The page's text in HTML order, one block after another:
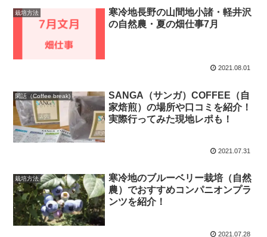
栽培方法
寒冷地長野の山間地小諸・軽井沢
の自然農・夏の畑仕事7月
2021.08.01
閑話（Coffee break)
SANGA（サンガ）COFFEE（自
家焙煎）の場所や口コミを紹介！
実際行ってみた現地レポも！
2021.07.31
栽培方法
寒冷地のブルーベリー栽培（自然
農）でおすすめコンパニオンプラ
ンツを紹介！
2021.07.28